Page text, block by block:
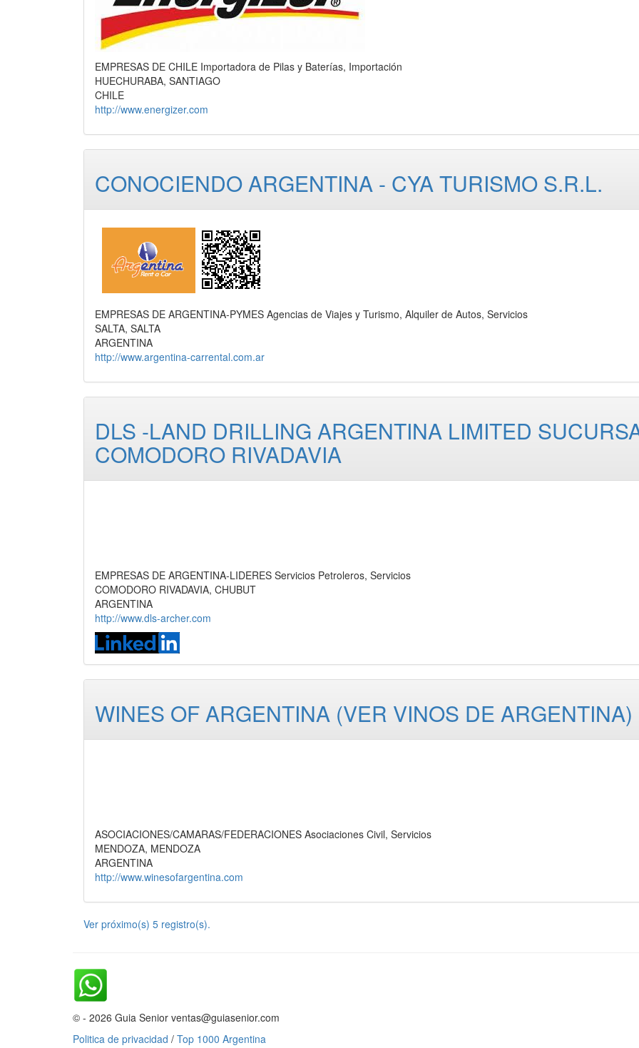
EMPRESAS DE CHILE Importadora de Pilas y Baterías, Importación
HUECHURABA, SANTIAGO
CHILE
http://www.energizer.com
CONOCIENDO ARGENTINA - CYA TURISMO S.R.L.
EMPRESAS DE ARGENTINA-PYMES Agencias de Viajes y Turismo, Alquiler de Autos, Servicios
SALTA, SALTA
ARGENTINA
http://www.argentina-carrental.com.ar
DLS -LAND DRILLING ARGENTINA LIMITED
COMODORO RIVADAVIA
EMPRESAS DE ARGENTINA-LIDERES Servicios Petroleros, Servicios
COMODORO RIVADAVIA, CHUBUT
ARGENTINA
http://www.dls-archer.com
WINES OF ARGENTINA (VER VINOS DE ARGENTINA)
ASOCIACIONES/CAMARAS/FEDERACIONES Asociaciones Civil, Servicios
MENDOZA, MENDOZA
ARGENTINA
http://www.winesofargentina.com
Ver próximo(s) 5 registro(s).
© - 2026 Guia Senior ventas@guiasenior.com
Politica de privacidad / Top 1000 Argentina